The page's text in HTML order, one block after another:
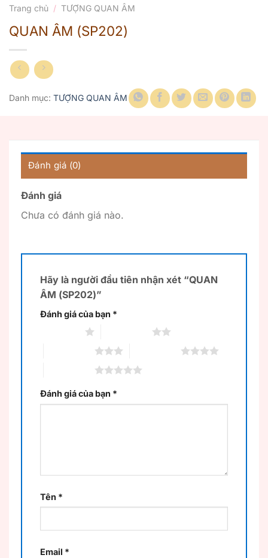
Trang chủ / TƯỢNG QUAN ÂM
QUAN ÂM (SP202)
Danh mục: TƯỢNG QUAN ÂM
Đánh giá (0)
Đánh giá
Chưa có đánh giá nào.
Hãy là người đầu tiên nhận xét “QUAN
ÂM (SP202)”
Đánh giá của bạn *
Đánh giá của bạn *
Tên *
Email *